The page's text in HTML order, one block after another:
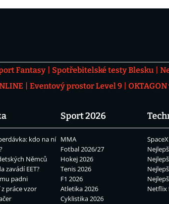
Fantasy Spotřebitelské testy Blesku
Eventový prostor Level 9
kdo na ní
Němců
zavádí EET?
padni
práce vzor
Sport 2026
MMA
Fotbal 2026/27
Hokej 2026
Tenis 2026
F1 2026
Atletika 2026
Cyklistika 2026
Netflix